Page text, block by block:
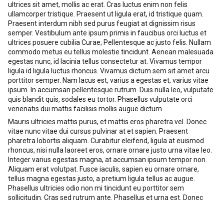
ultrices sit amet, mollis ac erat. Cras luctus enim non felis
ullamcorper tristique. Praesent ut ligula erat, id tristique quam.
Praesent interdum nibh sed purus feugiat at dignissim risus
semper. Vestibulum ante ipsum primis in faucibus orci luctus et
ultrices posuere cubilia Curae; Pellentesque ac justo felis. Nullam
commodo metus eu tellus molestie tincidunt. Aenean malesuada
egestas nunc, id lacinia tellus consectetur at. Vivamus tempor
ligula id ligula luctus rhoncus. Vivamus dictum sem sit amet arcu
porttitor semper. Nam lacus est, varius a egestas et, varius vitae
ipsum. In accumsan pellentesque rutrum. Duis nulla leo, vulputate
quis blandit quis, sodales eu tortor. Phasellus vulputate orci
venenatis dui mattis facilisis mollis augue dictum.
Mauris ultricies mattis purus, et mattis eros pharetra vel. Donec
vitae nunc vitae dui cursus pulvinar at et sapien. Praesent
pharetra lobortis aliquam. Curabitur eleifend, ligula at euismod
rhoncus, nisi nulla laoreet eros, ornare ornare justo urna vitae leo.
Integer varius egestas magna, at accumsan ipsum tempor non.
Aliquam erat volutpat. Fusce iaculis, sapien eu ornare ornare,
tellus magna egestas justo, a pretium ligula tellus ac augue.
Phasellus ultricies odio non mi tincidunt eu porttitor sem
sollicitudin. Cras sed rutrum ante. Phasellus et urna est. Donec